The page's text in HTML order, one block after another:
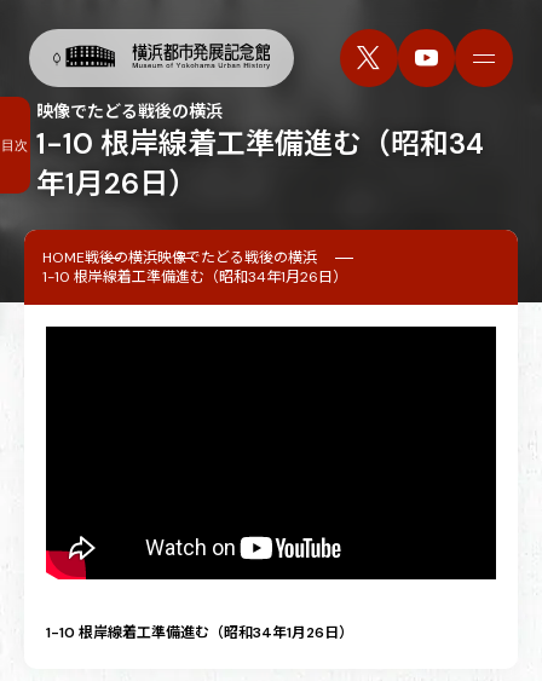
1-10 根岸線着工準備進む（昭和34
年1月26日）
映像でたどる戦後の横浜
HOME戦後の横浜映像でたどる戦後の横浜
1-10 根岸線着工準備進む（昭和34年1月26日）
1-10 根岸線着工準備進む（昭和34年1月26日）
目次